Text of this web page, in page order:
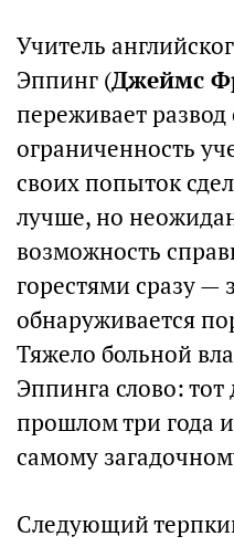
Учитель
Эппинг (Джеймс
переживает
ограниченность
своих попыток
лучше, но
возможность
горестями сразу
обнаруживается
Тяжело больной
Эппинга слово:
прошлом три года
самому
Следующий